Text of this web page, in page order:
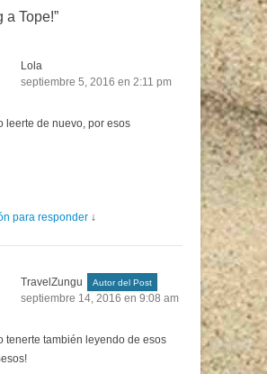
a Tope!”
Lola
septiembre 5, 2016 en 2:11 pm
leerte de nuevo, por esos
para responder ↓
TravelZungu Autor del Post
septiembre 14, 2016 en 9:08 am
tenerte también leyendo de esos